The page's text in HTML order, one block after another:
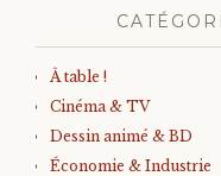
À table !
Cinéma & TV
Dessin animé & BD
Économie & Industrie